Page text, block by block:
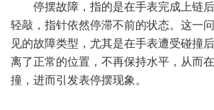
停摆故障，指的是在手表完成上链后
轻敲，指针依然停滞不前的状态。这一
见的故障类型，尤其是在手表遭受碰撞
离了正常的位置，不再保持水平，从而
撞，进而引发表停摆现象。